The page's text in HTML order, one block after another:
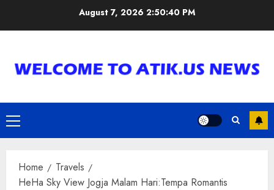
August 7, 20262:50:41 PM
Primary
Menu
Home
Travels
HeHa Sky View Jogja Malam Hari:Tempa Romantis